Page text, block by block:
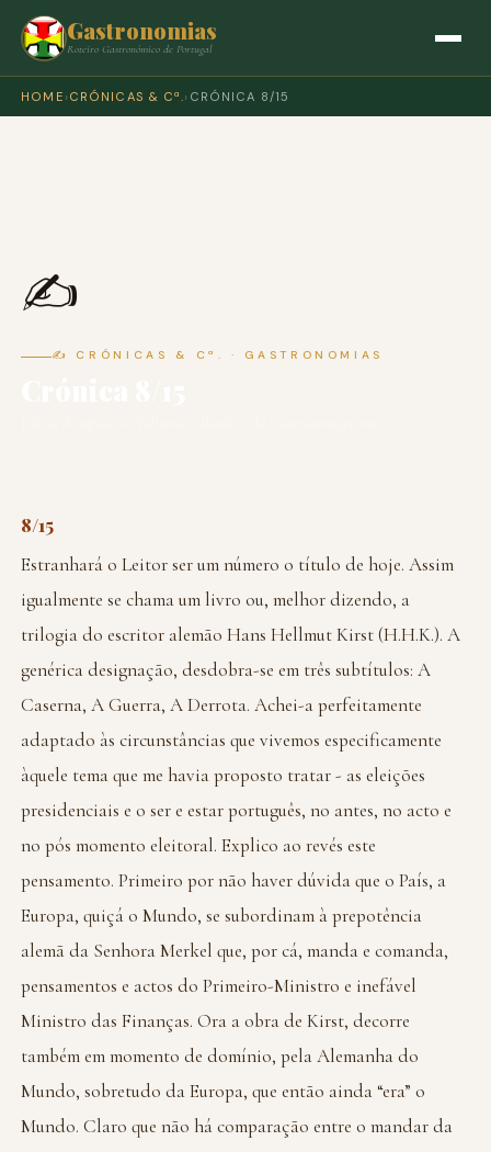
Gastronomias
Roteiro Gastronómico de Portugal
HOME › CRÓNICAS & Cª.› CRÓNICA 8/15
✍️
✍️ CRÓNICAS & Cª. · GASTRONOMIAS
8/15
Estranhará o Leitor ser um número o título de hoje. Assim
igualmente se chama um livro ou, melhor dizendo, a
trilogia do escritor alemão Hans Hellmut Kirst (H.H.K.). A
genérica designação, desdobra-se em três subtítulos: A
Caserna, A Guerra, A Derrota. Achei-a perfeitamente
adaptado às circunstâncias que vivemos especificamente
àquele tema que me havia proposto tratar - as eleições
presidenciais e o ser e estar português, no antes, no acto e
no pós momento eleitoral. Explico ao revés este
pensamento. Primeiro por não haver dúvida que o País, a
Europa, quiçá o Mundo, se subordinam à prepotência
alemã da Senhora Merkel que, por cá, manda e comanda,
pensamentos e actos do Primeiro-Ministro e inefável
Ministro das Finanças. Ora a obra de Kirst, decorre
também em momento de domínio, pela Alemanha do
Mundo, sobretudo da Europa, que então ainda “era” o
Mundo. Claro que não há comparação entre o mandar da